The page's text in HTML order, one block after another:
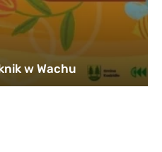
w Wachu